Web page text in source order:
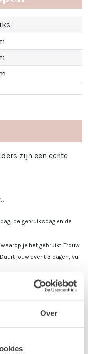
Over
zijn een echte
de gebruiksdag en de
je het gebruikt. Trouw
jouw event 3 dagen, vul
Utrecht komen ophalen.
of laten bezorgen. De dag
Dan plannen we
op zaterdag. De items
zondag en we zijn dan ook